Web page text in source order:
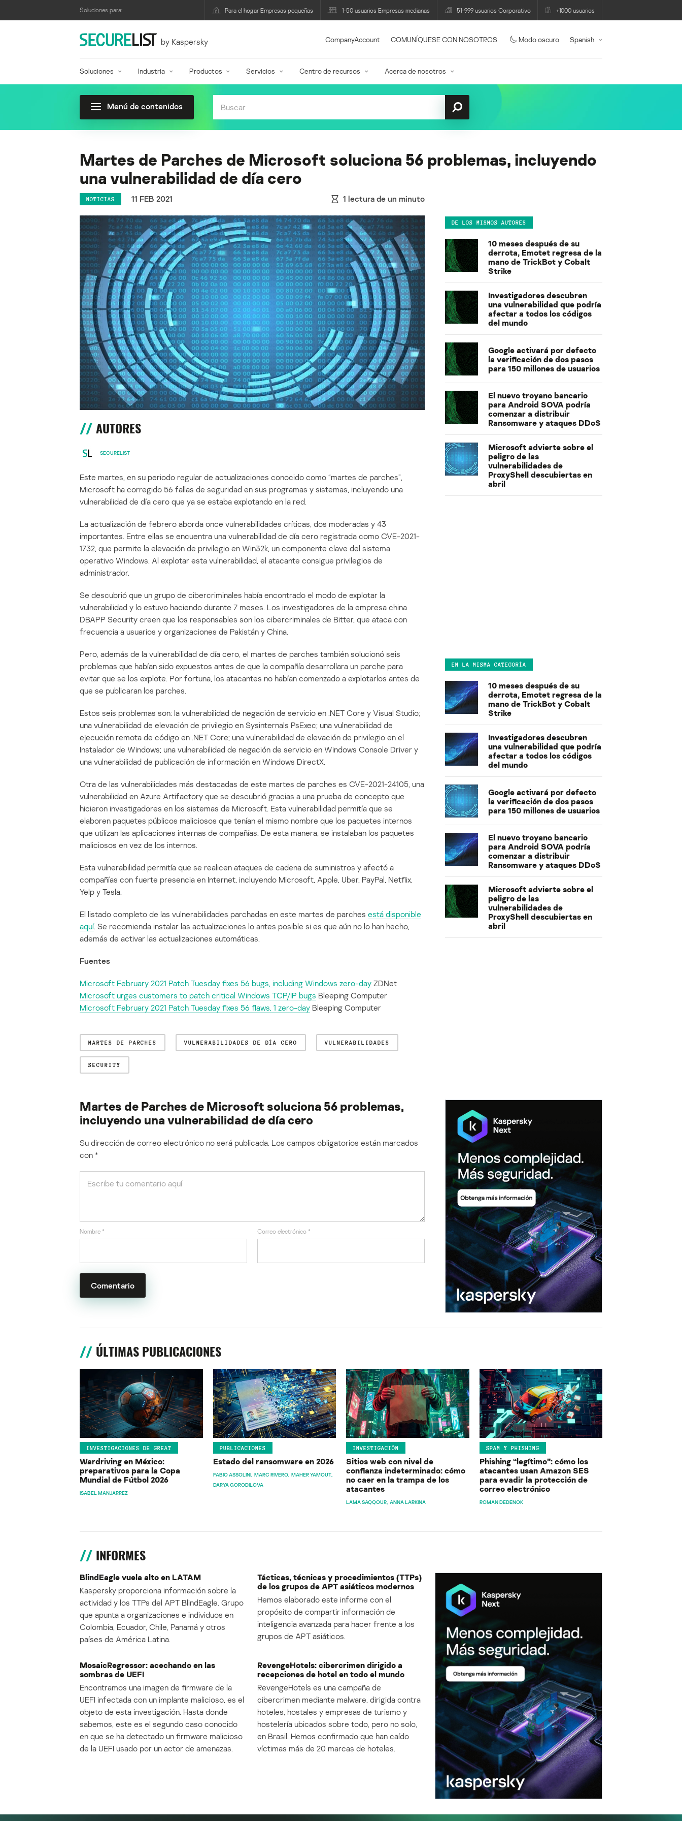
Soluciones para: Para el hogar Empresas pequeñas 1-50 usuarios Empresas medianas 51-999 usuarios Corporativo +1000 usuarios
by Kaspersky CompanyAccount COMUNÍQUESE CON NOSOTROS Modo oscuro Spanish
Soluciones Industria Productos Servicios Centro de recursos Acerca de nosotros
Menú de contenidos
Martes de Parches de Microsoft soluciona 56 problemas, incluyendo
una vulnerabilidad de día cero
NOTICIAS 11 FEB 2021 1 lectura de un minuto
AUTORES
SECURELIST
Este martes, en su periodo regular de actualizaciones conocido como “martes de parches”,
Microsoft ha corregido 56 fallas de seguridad en sus programas y sistemas, incluyendo una
vulnerabilidad de día cero que ya se estaba explotando en la red.
La actualización de febrero aborda once vulnerabilidades críticas, dos moderadas y 43
importantes. Entre ellas se encuentra una vulnerabilidad de día cero registrada como CVE-2021-
1732, que permite la elevación de privilegio en Win32k, un componente clave del sistema
operativo Windows. Al explotar esta vulnerabilidad, el atacante consigue privilegios de
administrador.
Se descubrió que un grupo de cibercriminales había encontrado el modo de explotar la
vulnerabilidad y lo estuvo haciendo durante 7 meses. Los investigadores de la empresa china
DBAPP Security creen que los responsables son los cibercriminales de Bitter, que ataca con
frecuencia a usuarios y organizaciones de Pakistán y China.
Pero, además de la vulnerabilidad de día cero, el martes de parches también solucionó seis
problemas que habían sido expuestos antes de que la compañía desarrollara un parche para
evitar que se los explote. Por fortuna, los atacantes no habían comenzado a explotarlos antes de
que se publicaran los parches.
Estos seis problemas son: la vulnerabilidad de negación de servicio en .NET Core y Visual Studio;
una vulnerabilidad de elevación de privilegio en Sysinternals PsExec; una vulnerabilidad de
ejecución remota de código en .NET Core; una vulnerabilidad de elevación de privilegio en el
Instalador de Windows; una vulnerabilidad de negación de servicio en Windows Console Driver y
una vulnerabilidad de publicación de información en Windows DirectX.
Otra de las vulnerabilidades más destacadas de este martes de parches es CVE-2021-24105, una
vulnerabilidad en Azure Artifactory que se descubrió gracias a una prueba de concepto que
hicieron investigadores en los sistemas de Microsoft. Esta vulnerabilidad permitía que se
elaboren paquetes públicos maliciosos que tenían el mismo nombre que los paquetes internos
que utilizan las aplicaciones internas de compañías. De esta manera, se instalaban los paquetes
maliciosos en vez de los internos.
Esta vulnerabilidad permitía que se realicen ataques de cadena de suministros y afectó a
compañías con fuerte presencia en Internet, incluyendo Microsoft, Apple, Uber, PayPal, Netflix,
Yelp y Tesla.
El listado completo de las vulnerabilidades parchadas en este martes de parches está disponible
aquí. Se recomienda instalar las actualizaciones lo antes posible si es que aún no lo han hecho,
además de activar las actualizaciones automáticas.
Fuentes
Microsoft February 2021 Patch Tuesday fixes 56 bugs, including Windows zero-day ZDNet
Microsoft urges customers to patch critical Windows TCP/IP bugs Bleeping Computer
Microsoft February 2021 Patch Tuesday fixes 56 flaws, 1 zero-day Bleeping Computer
MARTES DE PARCHES VULNERABILIDADES DE DÍA CERO VULNERABILIDADES
SECURITY
Martes de Parches de Microsoft soluciona 56 problemas,
incluyendo una vulnerabilidad de día cero
Su dirección de correo electrónico no será publicada. Los campos obligatorios están marcados
con *
Nombre * Correo electrónico *
DE LOS MISMOS AUTORES
10 meses después de su
derrota, Emotet regresa de la
mano de TrickBot y Cobalt
Strike
Investigadores descubren
una vulnerabilidad que podría
afectar a todos los códigos
del mundo
Google activará por defecto
la verificación de dos pasos
para 150 millones de usuarios
El nuevo troyano bancario
para Android SOVA podría
comenzar a distribuir
Ransomware y ataques DDoS
Microsoft advierte sobre el
peligro de las
vulnerabilidades de
ProxyShell descubiertas en
abril
EN LA MISMA CATEGORÍA
10 meses después de su
derrota, Emotet regresa de la
mano de TrickBot y Cobalt
Strike
Investigadores descubren
una vulnerabilidad que podría
afectar a todos los códigos
del mundo
Google activará por defecto
la verificación de dos pasos
para 150 millones de usuarios
El nuevo troyano bancario
para Android SOVA podría
comenzar a distribuir
Ransomware y ataques DDoS
Microsoft advierte sobre el
peligro de las
vulnerabilidades de
ProxyShell descubiertas en
abril
ÚLTIMAS PUBLICACIONES
INVESTIGACIONES DE GREAT
Wardriving en México:
preparativos para la Copa
Mundial de Fútbol 2026
ISABEL MANJARREZ
PUBLICACIONES
Estado del ransomware en 2026
FABIO ASSOLINI MARC RIVERO MAHER YAMOUT
DARYA GORODILOVA
INVESTIGACIÓN
Sitios web con nivel de
confianza indeterminado: cómo
no caer en la trampa de los
atacantes
LAMA SAQQOUR ANNA LARKINA
SPAM Y PHISHING
Phishing “legítimo”: cómo los
atacantes usan Amazon SES
para evadir la protección de
correo electrónico
ROMAN DEDENOK
INFORMES
BlindEagle vuela alto en LATAM
Kaspersky proporciona información sobre la
actividad y los TTPs del APT BlindEagle. Grupo
que apunta a organizaciones e individuos en
Colombia, Ecuador, Chile, Panamá y otros
países de América Latina.
Tácticas, técnicas y procedimientos (TTPs)
de los grupos de APT asiáticos modernos
Hemos elaborado este informe con el
propósito de compartir información de
inteligencia avanzada para hacer frente a los
grupos de APT asiáticos.
MosaicRegressor: acechando en las
sombras de UEFI
Encontramos una imagen de firmware de la
UEFI infectada con un implante malicioso, es el
objeto de esta investigación. Hasta donde
sabemos, este es el segundo caso conocido
en que se ha detectado un firmware malicioso
de la UEFI usado por un actor de amenazas.
RevengeHotels: cibercrimen dirigido a
recepciones de hotel en todo el mundo
RevengeHotels es una campaña de
cibercrimen mediante malware, dirigida contra
hoteles, hostales y empresas de turismo y
hostelería ubicados sobre todo, pero no solo,
en Brasil. Hemos confirmado que han caído
víctimas más de 20 marcas de hoteles.